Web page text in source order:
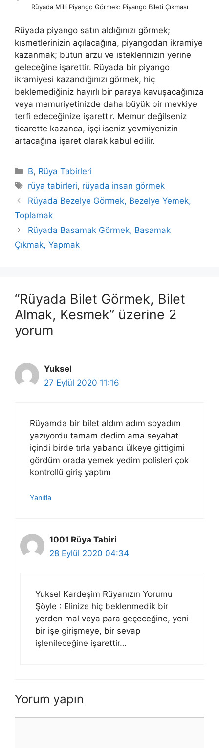
Rüyada Milli Piyango Görmek: Piyango Bileti Çıkması
Rüyada piyango satın aldığınızı görmek;
kısmetlerinizin açılacağına, piyangodan ikramiye
kazanmak; bütün arzu ve isteklerinizin yerine
geleceğine işarettir. Rüyada bir piyango
ikramiyesi kazandığınızı görmek, hiç
beklemediğiniz hayırlı bir paraya kavuşacağınıza
veya memuriyetinizde daha büyük bir mevkiye
terfi edeceğinize işarettir. Memur değilseniz
ticarette kazanca, işçi iseniz yevmiyenizin
artacağına işaret olarak kabul edilir.
Kategoriler
B, Rüya Tabirleri
Etiketler
rüya tabirleri, rüyada insan görmek
Rüyada Bezelye Görmek, Bezelye Yemek,
Toplamak
Rüyada Basamak Görmek, Basamak
Çıkmak, Yapmak
“Rüyada Bilet Görmek, Bilet
Almak, Kesmek” üzerine 2
yorum
Yuksel
27 Eylül 2020 11:16
Rüyamda bir bilet aldım adım soyadım
yazıyordu tamam dedim ama seyahat
içindi birde tırla yabancı ülkeye gittigimi
gördüm orada yemek yedim polisleri çok
kontrollü giriş yaptım
Yanıtla
1001 Rüya Tabiri
28 Eylül 2020 04:34
Yuksel Kardeşim Rüyanızın Yorumu
Şöyle : Elinize hiç beklenmedik bir
yerden mal veya para geçeceğine, yeni
bir işe girişmeye, bir sevap
işlenileceğine işarettir…
Yorum yapın